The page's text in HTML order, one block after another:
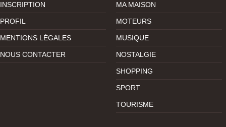
INSCRIPTION
PROFIL
MENTIONS LÉGALES
NOUS CONTACTER
MA MAISON
MOTEURS
MUSIQUE
NOSTALGIE
SHOPPING
SPORT
TOURISME